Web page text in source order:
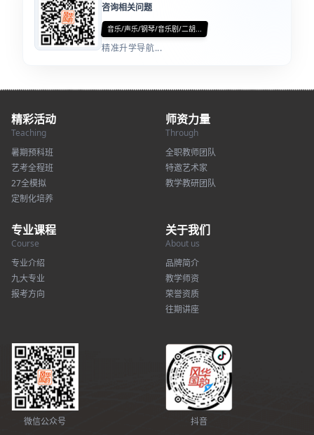
咨询相关问题
音乐/声乐/钢琴/音乐剧/二胡...
精准升学导航...
精彩活动
Teaching
暑期预科班
艺考全程班
27全模拟
定制化培养
师资力量
Through
全职教师团队
特邀艺术家
教学教研团队
专业课程
Course
专业介绍
九大专业
报考方向
关于我们
About us
品牌简介
教学师资
荣誉资质
往期讲座
微信公众号 抖音